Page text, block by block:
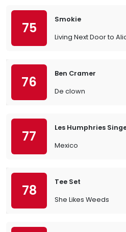
75
Smokie
Living Next Door to
76
Ben Cramer
De clown
77
Les Humphries
Mexico
78
Tee Set
She Likes Weeds